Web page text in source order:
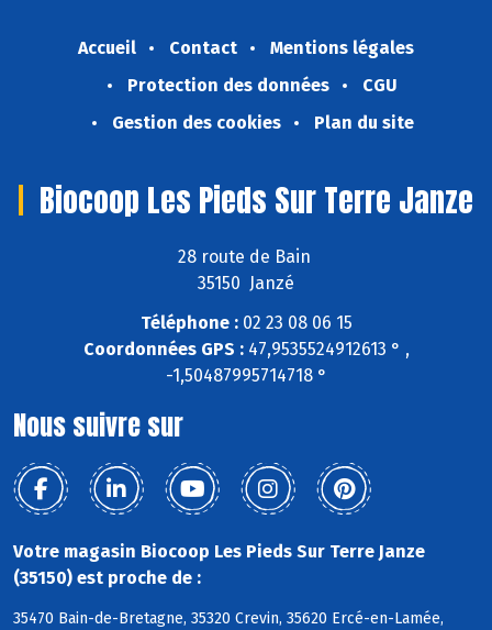
Accueil Contact
Mentions légales
Protection des données
CGU
Gestion des cookies
Plan du site
Biocoop Les Pieds Sur Terre Janze
28 route de Bain
35150 Janzé
Téléphone :02 23 08 06 15
Coordonnées GPS :47,9535524912613 ° ,
-1,50487995714718 °
Nous suivre sur
Votre magasin Biocoop Les Pieds Sur Terre Janze
(35150) est proche de :
35470 Bain-de-Bretagne, 35320 Crevin, 35620 Ercé-en-Lamée,